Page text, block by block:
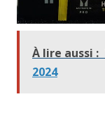
À lire aussi :
2024